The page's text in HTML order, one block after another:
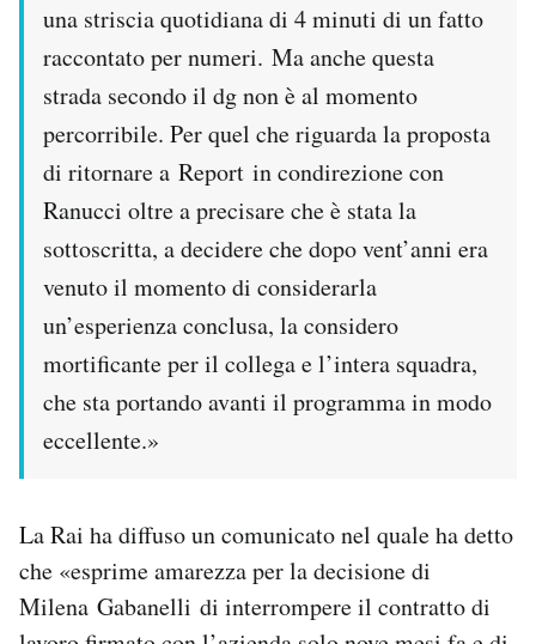
una striscia quotidiana di 4 minuti di un fatto
raccontato per numeri. Ma anche questa
strada secondo il dg non è al momento
percorribile. Per quel che riguarda la proposta
di ritornare a Report in condirezione con
Ranucci oltre a precisare che è stata la
sottoscritta, a decidere che dopo vent’anni era
venuto il momento di considerarla
un’esperienza conclusa, la considero
mortificante per il collega e l’intera squadra,
che sta portando avanti il programma in modo
eccellente.»
La Rai ha diffuso un comunicato nel quale ha detto
che «esprime amarezza per la decisione di
Milena Gabanelli di interrompere il contratto di